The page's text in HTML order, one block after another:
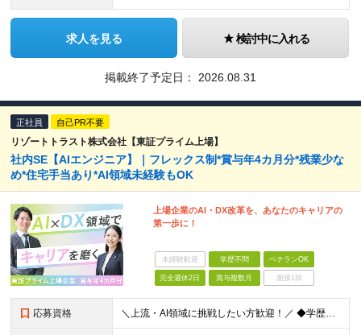
求人を見る 検討中に入れる
掲載終了予定日： 2026.08.31
正社員 自己PR不要
リゾートトラスト株式会社【東証プライム上場】
社内SE【AIエンジニア】｜フレックス制*賞与年4カ月分*残業少な
め*住宅手当あり*AI領域未経験もOK
上場企業のAI・DX改革を、あなたのキャリアの
第一歩に！
未経験歓迎 学歴不問 ベテランOK
完全週休2日 賞与複数月 面接1回
応募資格 ＼上流・AI領域に挑戦したい方歓迎！／ ◆学歴不問 ◆何らかのシステム開発実務経験をお持ちの方 （目安2年以上／開発言語や担当工程は不問です） ※AI分野における開発業務の経験・知見をお持ちの方は歓